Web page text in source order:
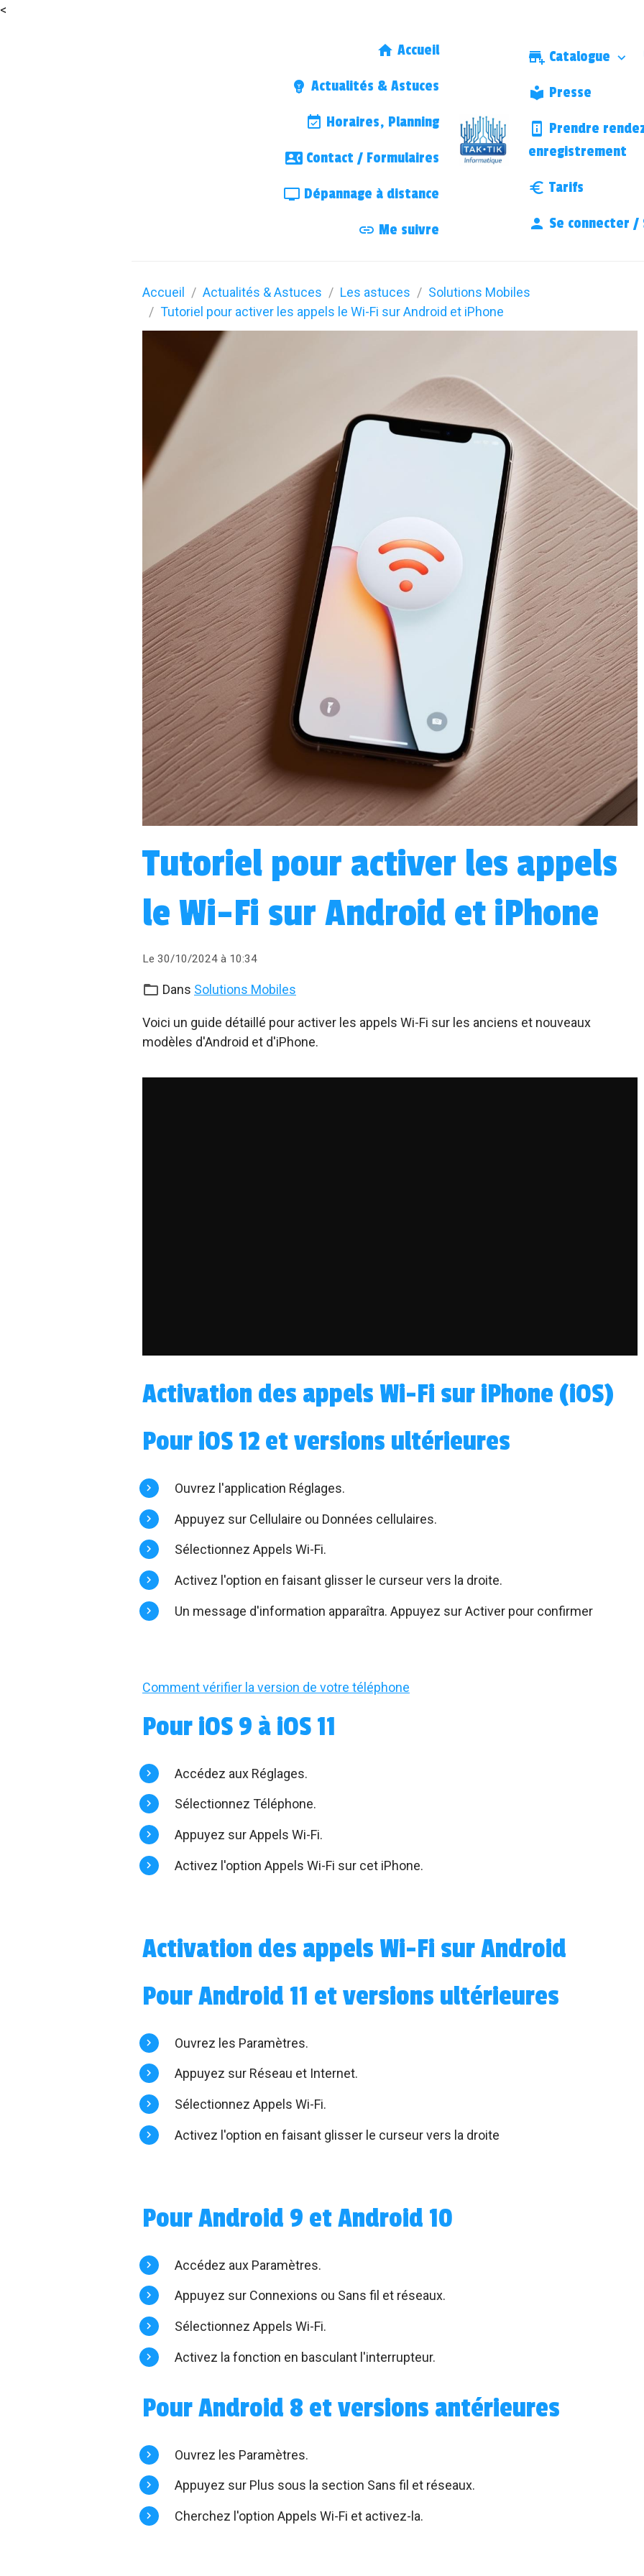
<
Accueil
Actualités & Astuces
Horaires, Planning
Contact / Formulaires
Dépannage à distance
Me suivre
Catalogue
Presse
Prendre
enregistrement
Tarifs
Se connecter /
Accueil Actualités & Astuces Les astuces
Solutions Mobiles
Tutoriel pour activer les appels le Wi-Fi sur Android et iPhone
Tutoriel pour activer les appels
le Wi-Fi sur Android et iPhone
Le 30/10/2024 à 10:34
Dans Solutions Mobiles
Voici un guide détaillé pour activer les appels Wi-Fi sur les anciens et nouveaux
modèles d'Android et d'iPhone.
Activation des appels Wi-Fi sur iPhone (iOS)
Pour iOS 12 et versions ultérieures
Ouvrez l'application Réglages.
Appuyez sur Cellulaire ou Données cellulaires.
Sélectionnez Appels Wi-Fi.
Activez l'option en faisant glisser le curseur vers la droite.
Un message d'information apparaîtra. Appuyez sur Activer pour confirmer
Comment vérifier la version de votre téléphone
Pour iOS 9 à iOS 11
Accédez aux Réglages.
Sélectionnez Téléphone.
Appuyez sur Appels Wi-Fi.
Activez l'option Appels Wi-Fi sur cet iPhone.
Activation des appels Wi-Fi sur Android
Pour Android 11 et versions ultérieures
Ouvrez les Paramètres.
Appuyez sur Réseau et Internet.
Sélectionnez Appels Wi-Fi.
Activez l'option en faisant glisser le curseur vers la droite
Pour Android 9 et Android 10
Accédez aux Paramètres.
Appuyez sur Connexions ou Sans fil et réseaux.
Sélectionnez Appels Wi-Fi.
Activez la fonction en basculant l'interrupteur.
Pour Android 8 et versions antérieures
Ouvrez les Paramètres.
Appuyez sur Plus sous la section Sans fil et réseaux.
Cherchez l'option Appels Wi-Fi et activez-la.